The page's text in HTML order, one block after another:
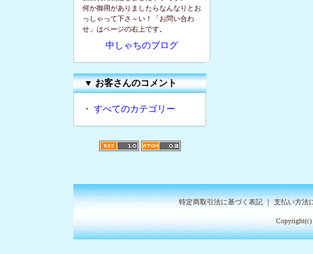
何か御用がありましたらなんなりとお
っしゃって下さ～い！「お問い合わ
せ」はページの右上です。
中しゃちのブログ
▼お客さんのコメント
・ すべてのカテゴリー
特定商取引法に基づく表記｜支払い方法